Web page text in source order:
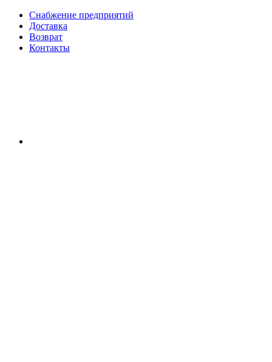
Снабжение предприятий
Доставка
Возврат
Контакты